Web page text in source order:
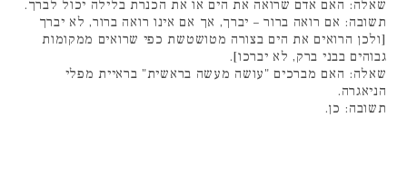
שאלה: האם אדם שרואה את הים או את הכנרת בלילה יכול לברך.
תשובה: אם רואה ברור – יברך, אך אם אינו רואה ברור, לא יברך
[ולכן הרואים את הים בצורה מטושטשת כפי שרואים ממקומות
גבוהים בבני ברק, לא יברכו].
שאלה: האם מברכים "עושה מעשה בראשית" בראיית מפלי
הניאגרה.
תשובה: כן.